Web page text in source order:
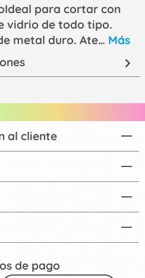
para cortar con
vidrio de todo tipo.
metal duro. Ate… Más
al cliente
de pago